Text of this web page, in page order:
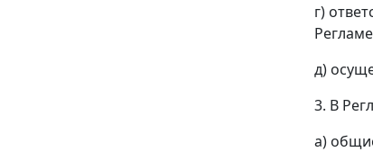
г)
д)
3. В
а)